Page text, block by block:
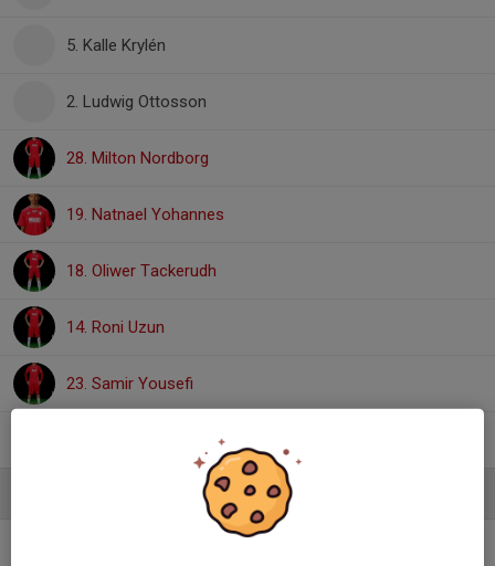
5. Kalle Krylén
2. Ludwig Ottosson
28. Milton Nordborg
19. Natnael Yohannes
18. Oliwer Tackerudh
14. Roni Uzun
23. Samir Yousefi
4. William Pettersson